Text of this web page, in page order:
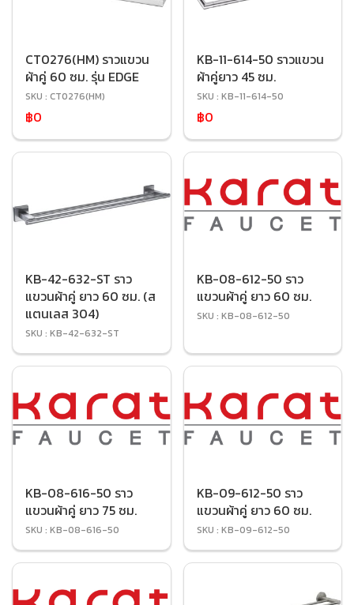
CT0276(HM) ราวแขวน
ผ้าคู่ 60 ซม. รุ่น EDGE
SKU : CT0276(HM)
฿0
KB-11-614-50 ราวแขวน
ผ้าคู่ยาว 45 ซม.
SKU : KB-11-614-50
฿0
KB-42-632-ST ราว
แขวนผ้าคู่ ยาว 60 ซม. (ส
แตนเลส 304)
SKU : KB-42-632-ST
KB-08-612-50 ราว
แขวนผ้าคู่ ยาว 60 ซม.
SKU : KB-08-612-50
KB-08-616-50 ราว
แขวนผ้าคู่ ยาว 75 ซม.
SKU : KB-08-616-50
KB-09-612-50 ราว
แขวนผ้าคู่ ยาว 60 ซม.
SKU : KB-09-612-50